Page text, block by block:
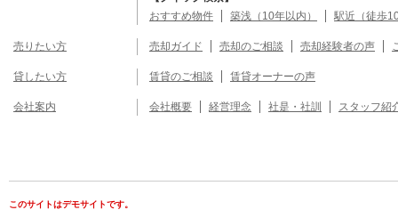
おすすめ物件
築浅（10年以内） 駅近（徒歩
売りたい方 売却ガイド 売却のご相談 売却経験者の声
貸したい方 賃貸のご相談 賃貸オーナーの声
会社案内 会社概要 経営理念 社是・社訓 スタッフ紹
このサイトはデモサイトです。